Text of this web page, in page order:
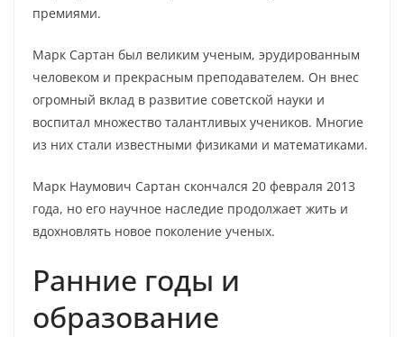
премиями.
Марк Сартан был великим ученым, эрудированным
человеком и прекрасным преподавателем. Он внес
огромный вклад в развитие советской науки и
воспитал множество талантливых учеников. Многие
из них стали известными физиками и математиками.
Марк Наумович Сартан скончался 20 февраля 2013
года, но его научное наследие продолжает жить и
вдохновлять новое поколение ученых.
Ранние годы и
образование